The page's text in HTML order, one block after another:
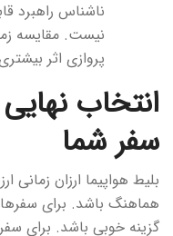
ناشناس راهبرد
نیست. مقایسه
پروازی اثر
انتخاب
سفر شما
بلیط هواپیما ارزان زمانی
هماهنگ باشد. برای
گزینه خوبی باشد. برای